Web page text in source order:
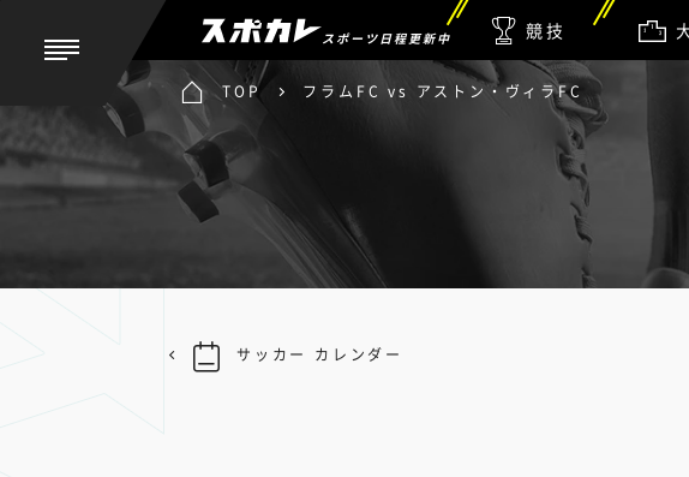
スポーツ日程更新中 競技
TOP フラムFC vs アストン・ヴィラFC
サッカー カレンダー